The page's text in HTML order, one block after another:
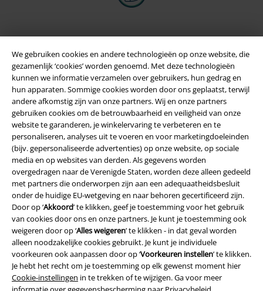
We gebruiken cookies en andere technologieën op onze website, die
gezamenlijk ‘cookies’ worden genoemd. Met deze technologieën
kunnen we informatie verzamelen over gebruikers, hun gedrag en
hun apparaten. Sommige cookies worden door ons geplaatst, terwijl
andere afkomstig zijn van onze partners. Wij en onze partners
gebruiken cookies om de betrouwbaarheid en veiligheid van onze
website te garanderen, je winkelervaring te verbeteren en te
personaliseren, analyses uit te voeren en voor marketingdoeleinden
(bijv. gepersonaliseerde advertenties) op onze website, op sociale
media en op websites van derden. Als gegevens worden
overgedragen naar de Verenigde Staten, worden deze alleen gedeeld
met partners die onderworpen zijn aan een adequaatheidsbesluit
onder de huidige EU-wetgeving en naar behoren gecertificeerd zijn.
Door op ‘Akkoord’ te klikken, geef je toestemming voor het gebruik
van cookies door ons en onze partners. Je kunt je toestemming ook
weigeren door op ‘Alles weigeren’ te klikken - in dat geval worden
alleen noodzakelijke cookies gebruikt. Je kunt je individuele
voorkeuren ook aanpassen door op ‘Voorkeuren instellen’ te klikken.
Je hebt het recht om je toestemming op elk gewenst moment hier
Cookie-instellingen in te trekken of te wijzigen. Ga voor meer
Legal
Algemene Voorwaarden
Bedrijfsgegevens
Privacyverklaring
Verklaring van conformiteit
Informatie over toegankelijkheid
Cookie-instellingen